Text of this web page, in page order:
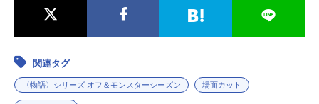
関連タグ
〈物語〉シリーズ オフ＆モンスターシーズン 場面カット